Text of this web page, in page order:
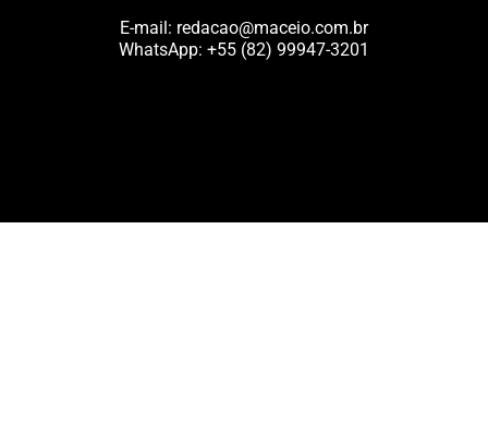
E-mail: redacao@maceio.com.br
WhatsApp: +55 (82) 99947-3201